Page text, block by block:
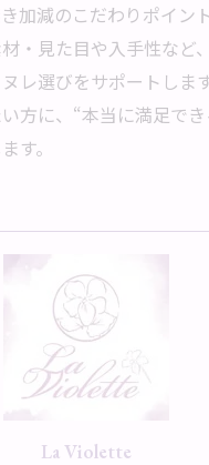
加減のこだわりポイン
・見た目や入手性など
レ選びをサポートしま
方に、“本当に満足で
す。
La Violette